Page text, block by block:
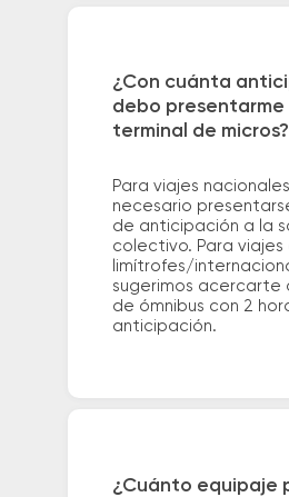
¿Con cuánta
debo presentarme
terminal de micros?
Para viajes
necesario
de anticipación a la
colectivo. Para viajes
limítrofes/
sugerimos acercarte
de ómnibus con 2
anticipación.
¿Cuánto equipaje